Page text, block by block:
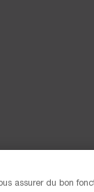
assurer du bon